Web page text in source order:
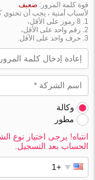
قوة كلمة المرور:ضعيف
لأسباب أمنية ، يجب أن
8 رموز على الأقل،
رقم واحد على الأقل،
حرف واحد على الأقل.
وكالة
مطور
انتباه! يرجى اختيار نوع
الحساب بعد التسجيل.